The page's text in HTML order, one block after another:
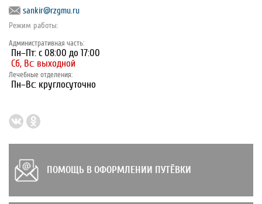
sankir@rzgmu.ru
Режим работы:
Административная часть:
Пн–Пт: с 08:00 до 17:00
Сб, Вс: выходной
Лечебные отделения:
Пн–Вс: круглосуточно
ПОМОЩЬ В ОФОРМЛЕНИИ ПУТЁВКИ